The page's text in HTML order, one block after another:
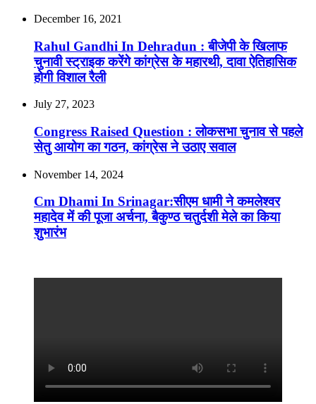
December 16, 2021
Rahul Gandhi In Dehradun : बीजेपी के खिलाफ
चुनावी स्ट्राइक करेंगे कांग्रेस के महारथी, दावा ऐतिहासिक
होगी विशाल रैली
July 27, 2023
Congress Raised Question : लोकसभा चुनाव से पहले
सेतु आयोग का गठन, कांग्रेस ने उठाए सवाल
November 14, 2024
Cm Dhami In Srinagar:सीएम धामी ने कमलेश्वर
महादेव में की पूजा अर्चना, बैकुण्ठ चतुर्दशी मेले का किया
शुभारंभ